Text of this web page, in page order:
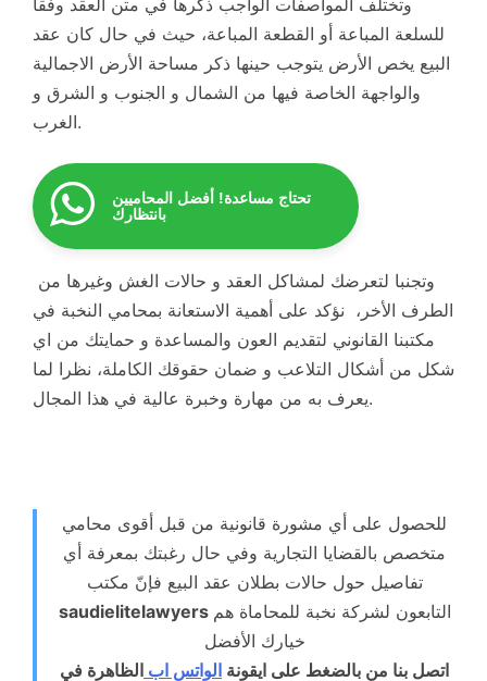
للسلعة المباعة أو القطعة المباعة، حيث في حال كان عقد
البيع يخص الأرض يتوجب حينها ذكر مساحة الأرض الاجمالية
والواجهة الخاصة فيها من الشمال و الجنوب و الشرق و
الغرب.
تحتاج مساعدة! أفضل المحاميين
بانتظارك
الطرف الأخر، نؤكد على أهمية الاستعانة بمحامي النخبة في
مكتبنا القانوني لتقديم العون والمساعدة و حمايتك من اي
شكل من أشكال التلاعب و ضمان حقوقك الكاملة، نظرا لما
يعرف به من مهارة وخبرة عالية في هذا المجال.
للحصول على أي مشورة قانونية من قبل أقوى محامي
متخصص بالقضايا التجارية وفي حال رغبتك بمعرفة أي
تفاصيل حول حالات بطلان عقد البيع فإنّ مكتب
saudielitelawyers التابعون لشركة نخبة للمحاماة هم
خيارك الأفضل
اتصل بنا من بالضغط على ايقونة الواتس اب الظاهرة في